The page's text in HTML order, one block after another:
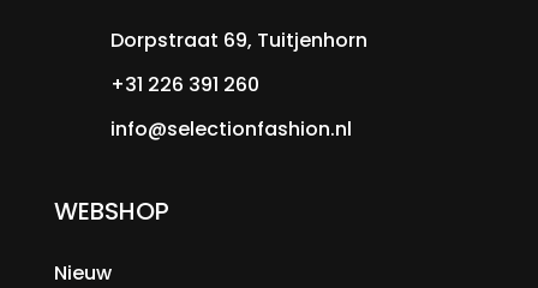
Dorpstraat 69, Tuitjenhorn
+31 226 391 260
info@selectionfashion.nl
WEBSHOP
Nieuw